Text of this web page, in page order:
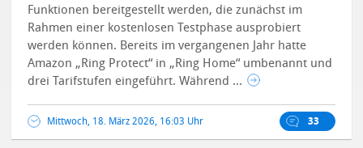
Funktionen bereitgestellt werden, die zunächst im
Rahmen einer kostenlosen Testphase ausprobiert
werden können. Bereits im vergangenen Jahr hatte
Amazon „Ring Protect“ in „Ring Home“ umbenannt und
drei Tarifstufen eingeführt. Während ...
Mittwoch, 18. März 2026, 16:03 Uhr 33